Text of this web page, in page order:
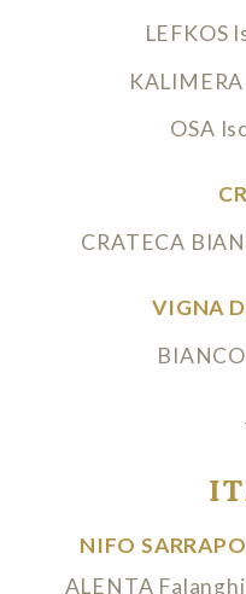
LEFKOS
OSA
CRATECA
VIGNA
NIFO
ALENTA